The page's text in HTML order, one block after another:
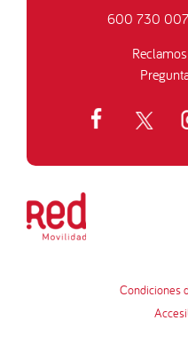
600 730
Condiciones